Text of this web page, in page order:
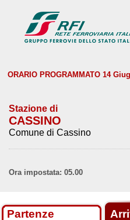
ORARIO PROGRAMMATO 14
Stazione di
CASSINO
Comune di Cassino
Ora impostata: 05.00
Partenze